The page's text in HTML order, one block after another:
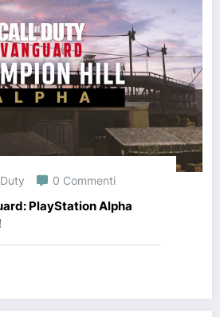
0 Commenti
PlayStation Alpha